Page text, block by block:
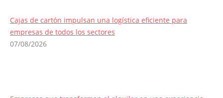
Cajas de cartón impulsan una logística eficiente para
empresas de todos los sectores
07/08/2026